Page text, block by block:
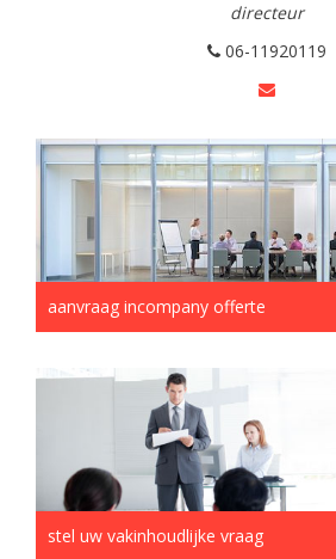
directeur
06-11920119
aanvraag incompany offerte
stel uw vakinhoudlijke vraag